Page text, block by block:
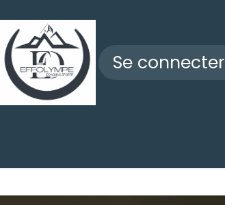
Se connecter